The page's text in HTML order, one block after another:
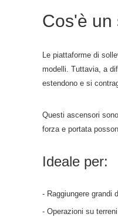
Cos'è un
Le piattaforme di
modelli. Tuttavia, a
estendono e si
Questi ascensori
forza e portata
Ideale per:
- Raggiungere grandi
- Operazioni su